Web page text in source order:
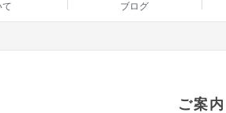
て ブログ
ご案内